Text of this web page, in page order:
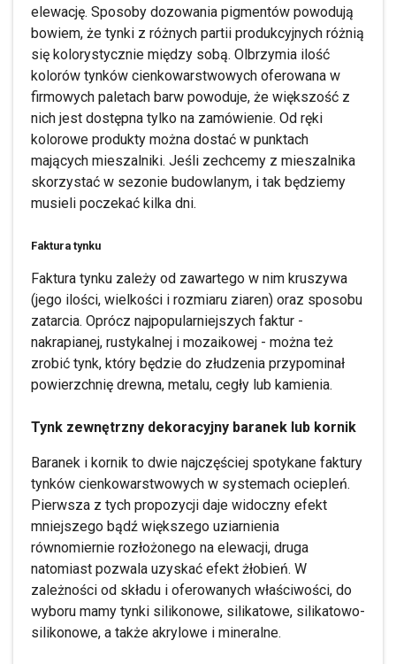
elewację. Sposoby dozowania pigmentów powodują
bowiem, że tynki z różnych partii produkcyjnych różnią
się kolorystycznie między sobą. Olbrzymia ilość
kolorów tynków cienkowarstwowych oferowana w
firmowych paletach barw powoduje, że większość z
nich jest dostępna tylko na zamówienie. Od ręki
kolorowe produkty można dostać w punktach
mających mieszalniki. Jeśli zechcemy z mieszalnika
skorzystać w sezonie budowlanym, i tak będziemy
musieli poczekać kilka dni.
Faktura tynku
Faktura tynku zależy od zawartego w nim kruszywa
(jego ilości, wielkości i rozmiaru ziaren) oraz sposobu
zatarcia. Oprócz najpopularniejszych faktur -
nakrapianej, rustykalnej i mozaikowej - można też
zrobić tynk, który będzie do złudzenia przypominał
powierzchnię drewna, metalu, cegły lub kamienia.
Tynk zewnętrzny dekoracyjny baranek lub kornik
Baranek i kornik to dwie najczęściej spotykane faktury
tynków cienkowarstwowych w systemach ociepleń.
Pierwsza z tych propozycji daje widoczny efekt
mniejszego bądź większego uziarnienia
równomiernie rozłożonego na elewacji, druga
natomiast pozwala uzyskać efekt żłobień. W
zależności od składu i oferowanych właściwości, do
wyboru mamy tynki silikonowe, silikatowe, silikatowo-
silikonowe, a także akrylowe i mineralne.